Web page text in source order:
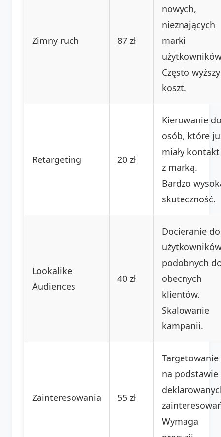
Zimny ruch 87 zł
nowych,
nieznających
marki
Często wyższy
koszt.
Retargeting 20 zł
Kierowanie do
osób, które
miały kontakt
z marką.
Bardzo
skuteczność.
Lookalike
Audiences
40 zł
Docieranie do
użytkowników
podobnych
obecnych
klientów.
Skalowanie
kampanii.
Zainteresowania 55 zł
Targetowanie
na podstawie
Wymaga